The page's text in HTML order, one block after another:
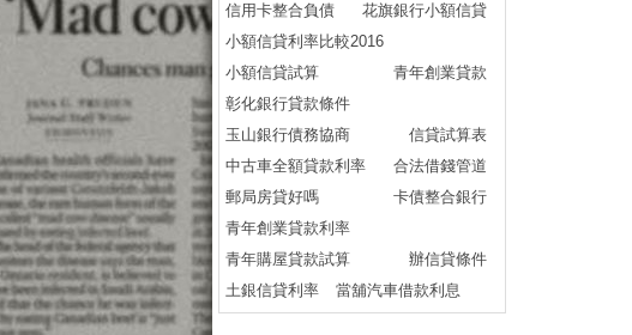
信用卡整合負債
花旗銀行小額信貸
小額信貸利率比較2016
小額信貸試算
青年創業貸款
彰化銀行貸款條件
玉山銀行債務協商
信貸試算表
中古車全額貸款利率
合法借錢管道
郵局房貸好嗎
卡債整合銀行
青年創業貸款利率
青年購屋貸款試算
辦信貸條件
土銀信貸利率
當舖汽車借款利息